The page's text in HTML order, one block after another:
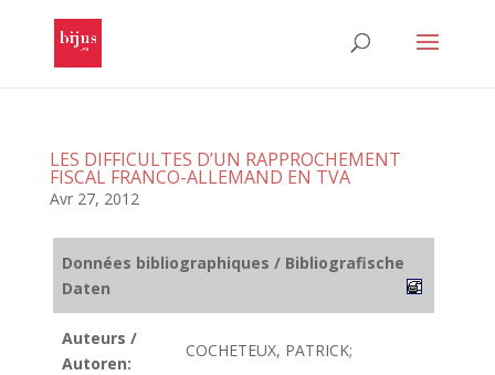
LES DIFFICULTES D’UN RAPPROCHEMENT
FISCAL FRANCO-ALLEMAND EN TVA
Avr 27, 2012
Données bibliographiques / Bibliografische
Daten
Auteurs /
Autoren:
COCHETEUX, PATRICK;